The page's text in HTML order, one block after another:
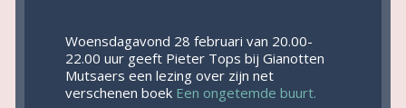
Woensdagavond 28 februari van 20.00-
22.00 uur geeft Pieter Tops bij Gianotten
Mutsaers een lezing over zijn net
verschenen boek Een ongetemde buurt.